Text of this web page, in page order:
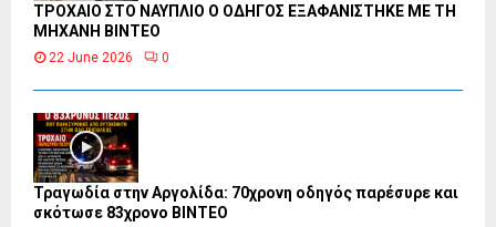
ΤΡΟΧΑΙΟ ΣΤΟ ΝΑΥΠΛΙΟ Ο ΟΔΗΓΟΣ ΕΞΑΦΑΝΙΣΤΗΚΕ ΜΕ ΤΗ
ΜΗΧΑΝΗ ΒΙΝΤΕΟ
22 June 2026 0
Τραγωδία στην Αργολίδα: 70χρονη οδηγός παρέσυρε και
σκότωσε 83χρονο ΒΙΝΤΕΟ